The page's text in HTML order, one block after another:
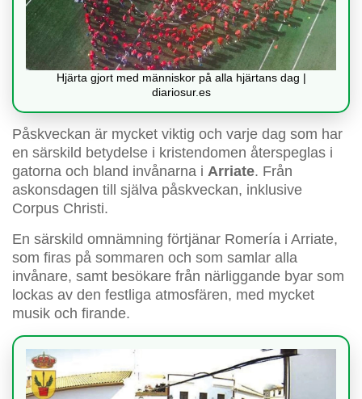
Hjärta gjort med människor på alla hjärtans dag |
diariosur.es
Påskveckan är mycket viktig och varje dag som har
en särskild betydelse i kristendomen återspeglas i
gatorna och bland invånarna i Arriate. Från
askonsdagen till själva påskveckan, inklusive
Corpus Christi.
En särskild omnämning förtjänar Romería i Arriate,
som firas på sommaren och som samlar alla
invånare, samt besökare från närliggande byar som
lockas av den festliga atmosfären, med mycket
musik och firande.